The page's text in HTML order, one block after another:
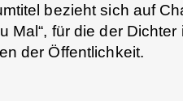
bezieht sich auf
Mal“, für die der
der Öffentlichkeit.